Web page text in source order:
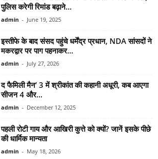
पुलिस करेगी रिमांड बढ़ाने...
admin - June 19, 2025
इस्तीफे के बाद संसद पहुंचे धर्मेंद्र प्रधान, NDA सांसदों ने
मकरद्वार पर पाग पहनाकर...
admin - July 27, 2026
द फैमिली मैन’ 3 में श्रीकांत की कहानी अधूरी, कब आएगा
सीजन 4 और...
admin - December 12, 2025
पहली रोटी गाय और आखिरी कुत्ते को क्यों? जानें इसके पीछे
की धार्मिक मान्यता
admin - May 18, 2026